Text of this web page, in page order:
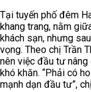
Tại tuyến phố đêm
khang trang, nằm
khách sạn, nhưng
vọng. Theo chị Trần
nên việc đầu tư
khó khăn. “Phải có
mạnh dạn đầu tư”,